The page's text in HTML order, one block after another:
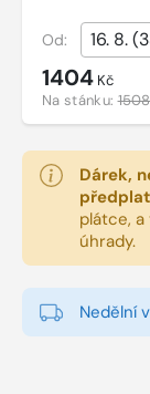
Od:
1404 Kč
Na stánku:
Dárek,
plátce,
úhrady.
Nedělní